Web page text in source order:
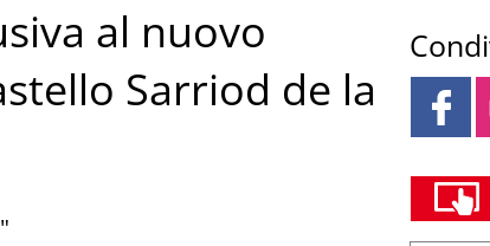
al nuovo
Sarriod de la